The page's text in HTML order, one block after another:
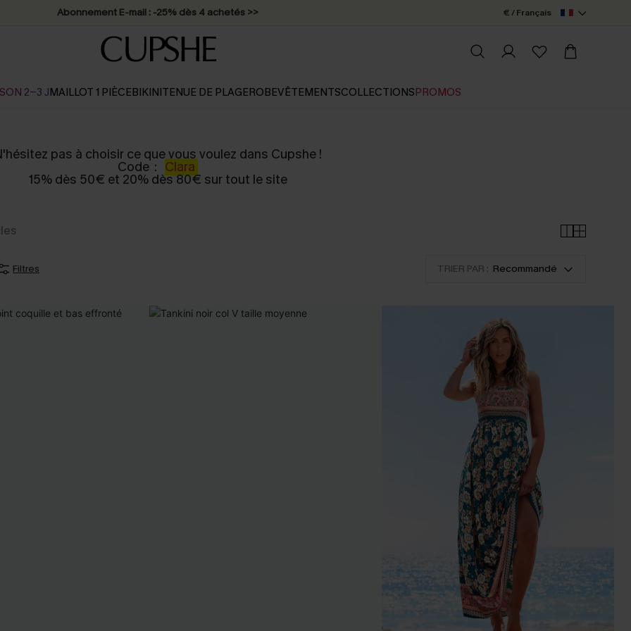
Abonnement E-mail : -25% dès 4 achetés >> € / Français
2-3 JMAILLOT 1 PIÈCEBIKINITENUE DE PLAGEROBEVÊTEMENTSCOLLECTIONSPROMOS
pas à choisir ce que vous voulez dans Cupshe !
Code： Clara
15% dès 50€ et 20% dès 80€ sur tout le site
Filtres TRIER PAR : Recommandé